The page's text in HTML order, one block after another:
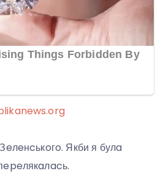
Якби я булa